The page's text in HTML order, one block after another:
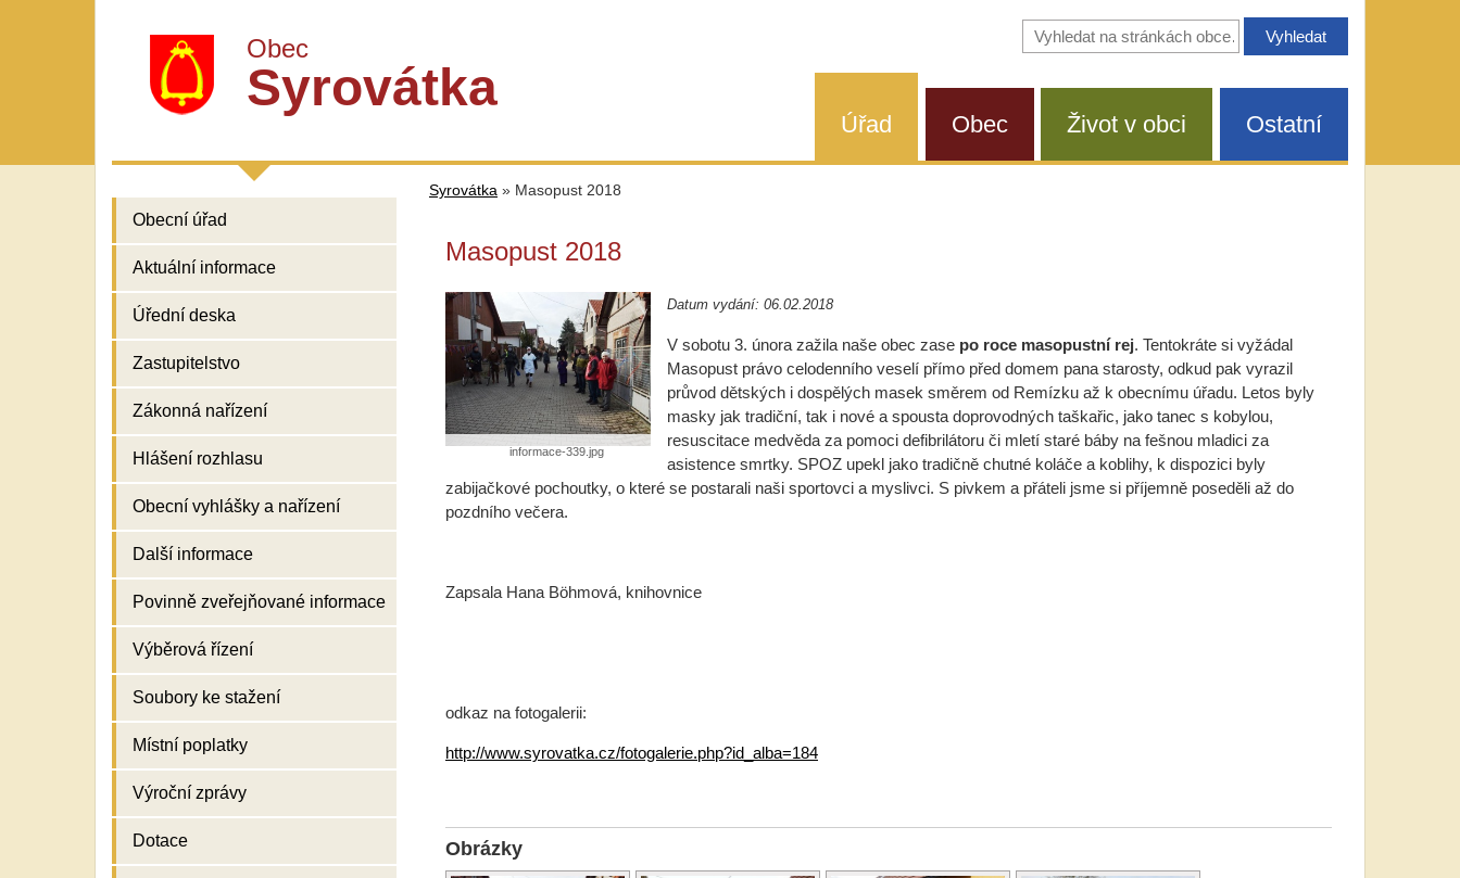
Obec
Syrovátka
Vyhledávání
na
Úřad Obec Život v obci Ostatní
Obecní úřad
Aktuální informace
Úřední deska
Zastupitelstvo
Zákonná nařízení
Hlášení rozhlasu
Obecní vyhlášky a nařízení
Další informace
Povinně zveřejňované informace
Výběrová řízení
Soubory ke stažení
Místní poplatky
Výroční zprávy
Dotace
Syrovátka » Masopust 2018
Masopust 2018
informace-339.jpg
Datum vydání: 06.02.2018
V sobotu 3. února zažila naše obec zase po roce masopustní rej. Tentokráte si vyžádal
Masopust právo celodenního veselí přímo před domem pana starosty, odkud pak vyrazil
průvod dětských i dospělých masek směrem od Remízku až k obecnímu úřadu. Letos byly
masky jak tradiční, tak i nové a spousta doprovodných taškařic, jako tanec s kobylou,
resuscitace medvěda za pomoci defibrilátoru či mletí staré báby na fešnou mladici za
asistence smrtky. SPOZ upekl jako tradičně chutné koláče a koblihy, k dispozici byly
zabijačkové pochoutky, o které se postarali naši sportovci a myslivci. S pivkem a přáteli jsme si příjemně poseděli až do
pozdního večera.
Zapsala Hana Böhmová, knihovnice
odkaz na fotogalerii:
http://www.syrovatka.cz/fotogalerie.php?id_alba=184
Obrázky